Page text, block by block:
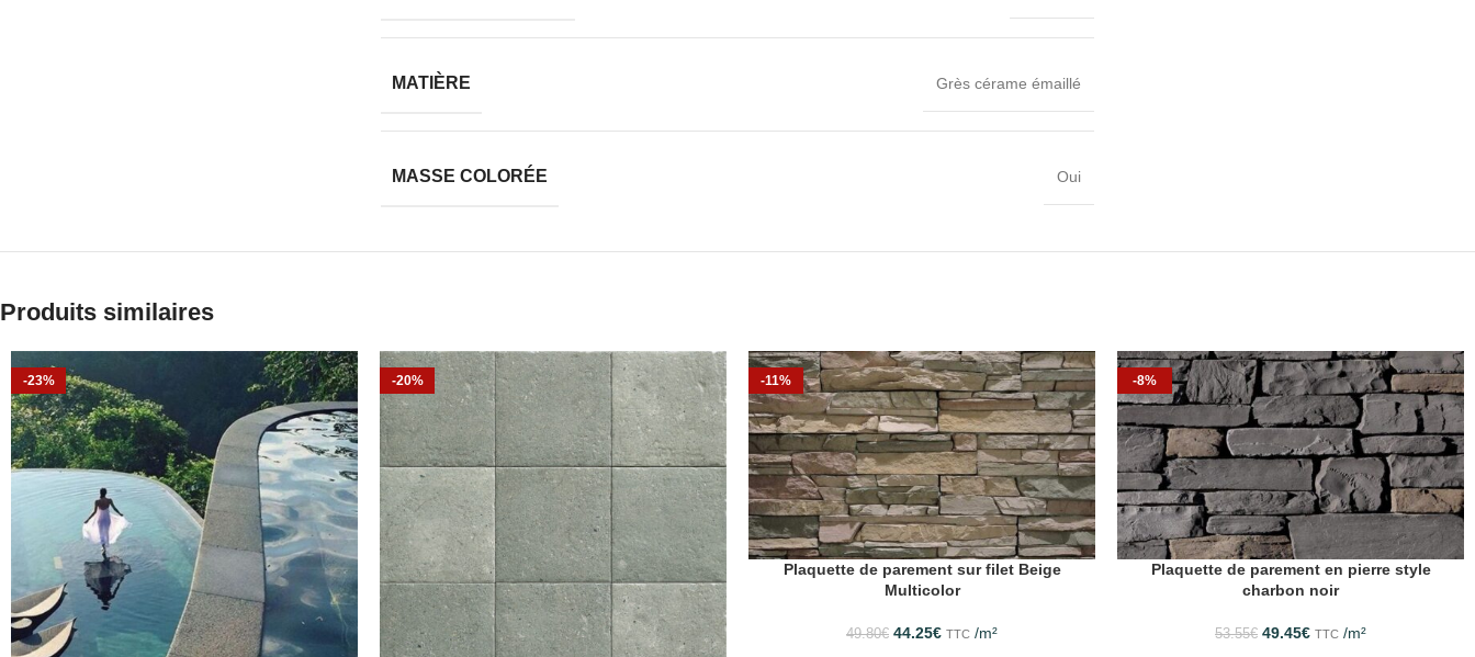
MATIÈRE Grès cérame émaillé
MASSE COLORÉE Oui
Produits similaires
-23% -20% -11%
Plaquette de parement sur filet Beige
Multicolor
49.80€ 44.25€ TTC /m²
-8%
Plaquette de parement en pierre style
charbon noir
53.55€ 49.45€ TTC /m²